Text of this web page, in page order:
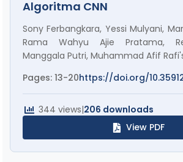
Algoritma CNN
Sony Ferbangkara, Yessi Mulyani,
Rama Wahyu Ajie Pratama,
Manggala Putri, Muhammad Afif
Pages: 13-20https://doi.org/
344 views|206 downloads
View PDF